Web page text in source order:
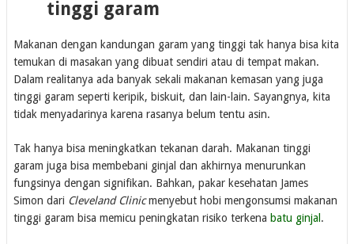
tinggi garam
Makanan dengan kandungan garam yang tinggi tak hanya bisa kita
temukan di masakan yang dibuat sendiri atau di tempat makan.
Dalam realitanya ada banyak sekali makanan kemasan yang juga
tinggi garam seperti keripik, biskuit, dan lain-lain. Sayangnya, kita
tidak menyadarinya karena rasanya belum tentu asin.
Tak hanya bisa meningkatkan tekanan darah. Makanan tinggi
garam juga bisa membebani ginjal dan akhirnya menurunkan
fungsinya dengan signifikan. Bahkan, pakar kesehatan James
Simon dari Cleveland Clinicmenyebut hobi mengonsumsi makanan
tinggi garam bisa memicu peningkatan risiko terkena batu ginjal.